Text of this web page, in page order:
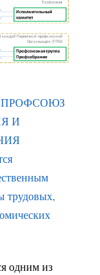
ПРОФСОЮЗ
И
трудовых,
одним из